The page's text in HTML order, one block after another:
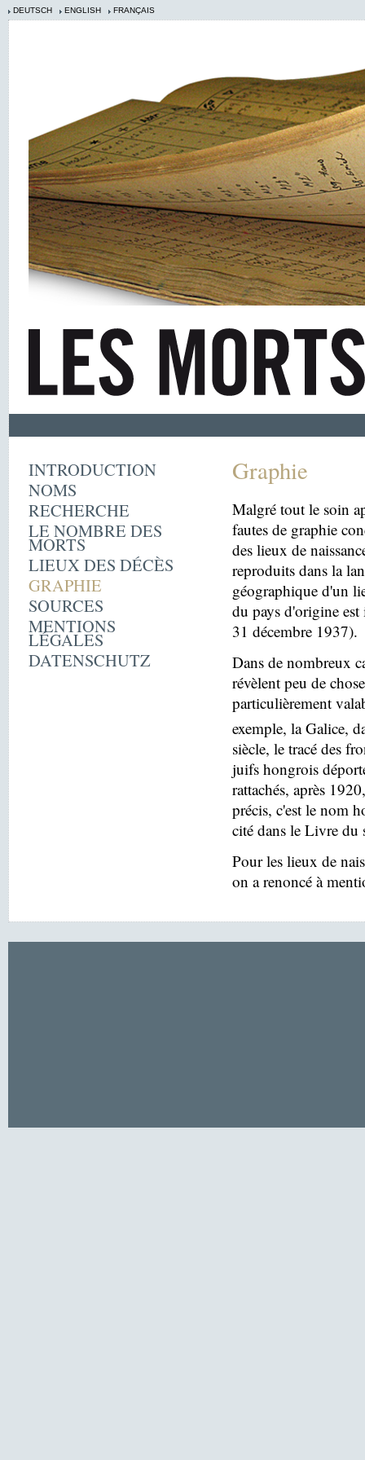
DEUTSCH ENGLISH FRANÇAIS
INTRODUCTION
NOMS
RECHERCHE
LE NOMBRE DES
MORTS
LIEUX DES DÉCÈS
GRAPHIE
SOURCES
MENTIONS
LÉGALES
DATENSCHUTZ
Graphie
Malgré tout le soin
fautes de graphie
des lieux de
reproduits dans la
géographique d'un
du pays d'origine est
31 décembre 1937).
Dans de nombreux
révèlent peu de
particulièrement
exemple, la Galice,
siècle, le tracé des
juifs hongrois
rattachés, après
précis, c'est le nom
cité dans le Livre du
Pour les lieux de
on a renoncé à